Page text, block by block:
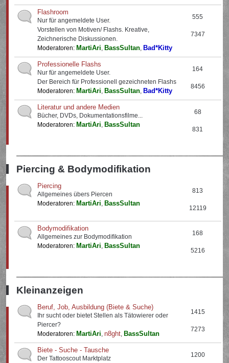
Flashroom
Nur für angemeldete User.
Vorstellen von Motiven/ Flashs. Kreative,
Zeichnerische Diskussionen.
Moderatoren: MartiAri, BassSultan, Bad*Kitty
555
7347
Professionelle Flashs
Nur für angemeldete User.
Der Bereich für Professionell gezeichneten Flashs
Moderatoren: MartiAri, BassSultan, Bad*Kitty
164
8456
Literatur und andere Medien
Bücher, DVDs, Dokumentationsfilme...
Moderatoren: MartiAri, BassSultan
68
831
Piercing & Bodymodifikation
Piercing
Allgemeines übers Piercen
Moderatoren: MartiAri, BassSultan
813
12119
Bodymodifikation
Allgemeines zur Bodymodifikation
Moderatoren: MartiAri, BassSultan
168
5216
Kleinanzeigen
Beruf, Job, Ausbildung (Biete & Suche)
Ihr sucht oder bietet Stellen als Tätowierer oder
Piercer?
Moderatoren: MartiAri,n8ght, BassSultan
1415
7273
Biete - Suche - Tausche
Der Tattooscout Marktplatz
1200